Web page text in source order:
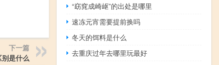
下一篇
是什么
“窈窕成崎岖”的出处是哪里
速冻元宵需要提前换吗
冬天的饵料是什么
去重庆过年去哪里玩最好